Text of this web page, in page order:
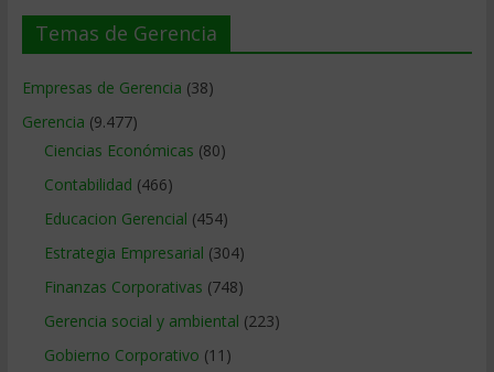
Temas de Gerencia
Empresas de Gerencia (38)
Gerencia (9.477)
Ciencias Económicas (80)
Contabilidad (466)
Educacion Gerencial (454)
Estrategia Empresarial (304)
Finanzas Corporativas (748)
Gerencia social y ambiental (223)
Gobierno Corporativo (11)